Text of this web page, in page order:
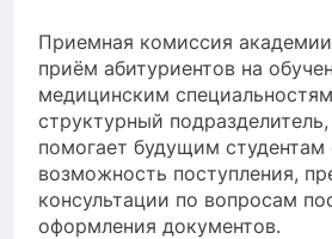
Приемная комиссия
приём абитуриентов на
медицинским
структурный
помогает будущим студентам
возможность поступления,
консультации по вопросам
оформления документов.